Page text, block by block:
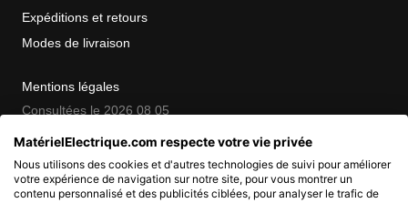
Expéditions et retours
Modes de livraison
Mentions légales
Consultées le 2026 08 05
COPYRIGHT
MatérielElectrique.com respecte votre vie privée
Nous utilisons des cookies et d'autres technologies de suivi pour améliorer
votre expérience de navigation sur notre site, pour vous montrer un
contenu personnalisé et des publicités ciblées, pour analyser le trafic de